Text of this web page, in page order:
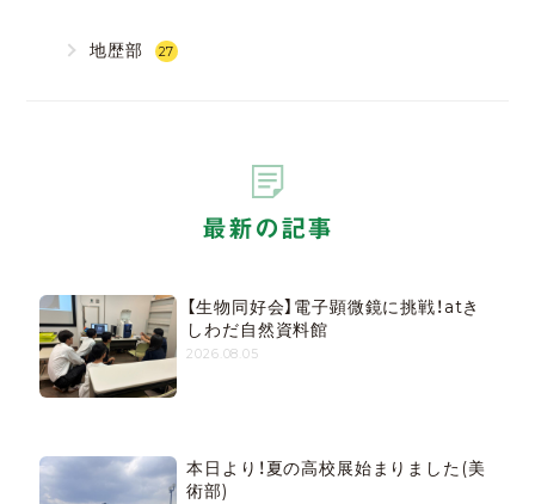
地歴部 27
最新の記事
【生物同好会】電子顕微鏡に挑戦！atき
しわだ自然資料館
2026.08.05
本日より！夏の高校展始まりました(美
術部)